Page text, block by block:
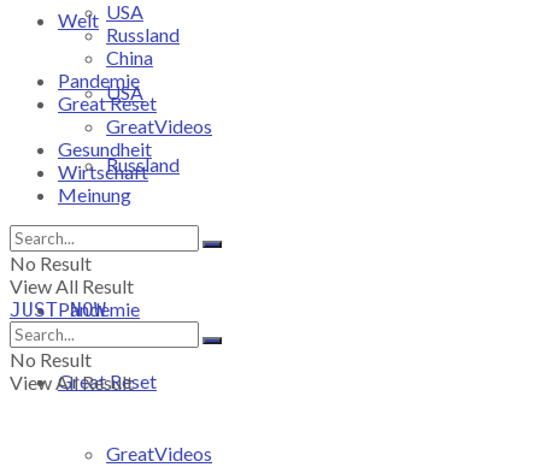
Welt
USA
Russland
Pandemie
Great Reset
GreatVideos
USA
Russland
China
Pandemie
Great Reset
GreatVideos
Gesundheit
Wirtschaft
Meinung
No Result
View All Result
JUST-NOW
No Result
View All Result